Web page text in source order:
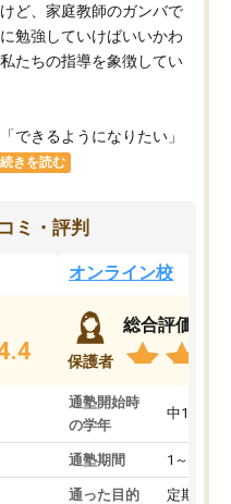
ど、家庭教師のガンバで
勉強していけばいいかわ
たちの指導を象徴してい
できるようになりたい」
続きを読む
ミ・評判
オンライン校
保護者
総合評価
通塾開始時
の学年
中1
通塾期間 1～3ヵ月
通った目的 定期テス